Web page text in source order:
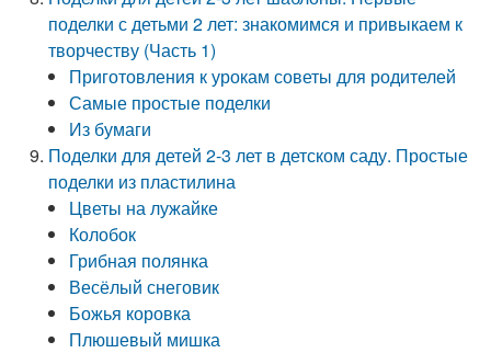
поделки с детьми 2 лет: знакомимся и привыкаем к
творчеству (Часть 1)
Приготовления к урокам советы для родителей
Самые простые поделки
Из бумаги
Поделки для детей 2-3 лет в детском саду. Простые
поделки из пластилина
Цветы на лужайке
Колобок
Грибная полянка
Весёлый снеговик
Божья коровка
Плюшевый мишка